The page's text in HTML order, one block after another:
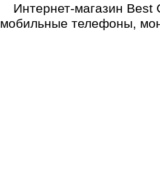
Интернет-магазин Best
мобильные телефоны,